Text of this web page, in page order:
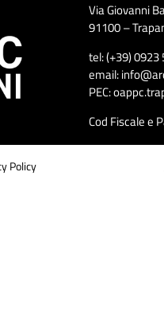
Via Giovanni
91100 –
tel: (+39) 0923
email:
PEC:
Cod Fiscale e
Policy